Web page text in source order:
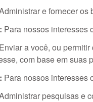
e fornecer os
Para nossos interesses
Enviar a você, ou
com base em suas
Para nossos interesses
pesquisas e